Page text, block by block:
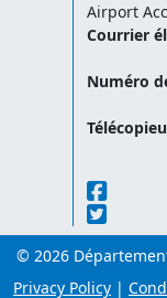
Airport
Courrier
Numéro
© 2026
Privacy Policy |